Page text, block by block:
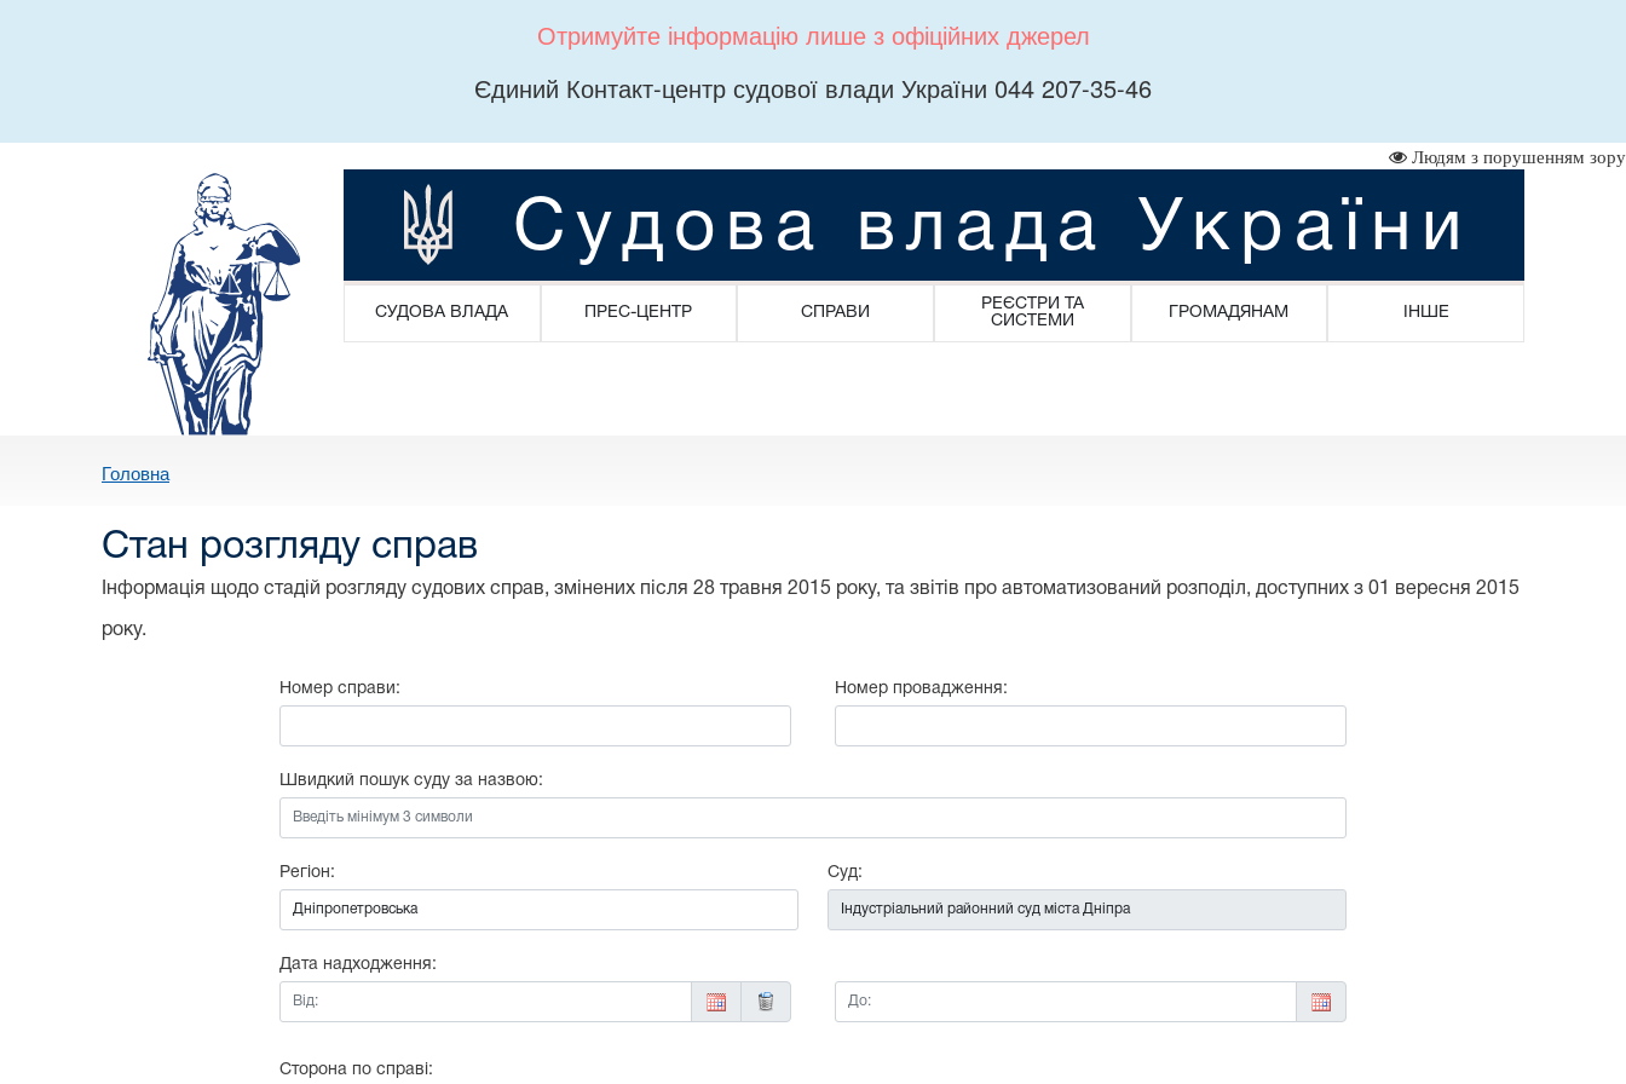
Отримуйте інформацію лише з офіційних джерел
Єдиний Контакт-центр судової влади України 044 207-35-46
Людям з порушенням зору
Судова влада України
СУДОВА ВЛАДА ПРЕС-ЦЕНТР СПРАВИ
РЕЄСТРИ ТА
СИСТЕМИ
ГРОМАДЯНАМ ІНШЕ
Головна
Стан розгляду справ
Інформація щодо стадій розгляду судових справ, змінених після 28 травня 2015 року, та звітів про автоматизований розподіл, доступних з 01 вересня 2015
року.
Номер справи: Номер провадження:
Швидкий пошук суду за назвою:
Регіон: Суд:
Дата надходження:
Від:
До:
Сторона по справі: